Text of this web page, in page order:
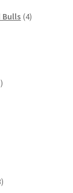
Bulls 4izdelki
izdelkov
izdelkov